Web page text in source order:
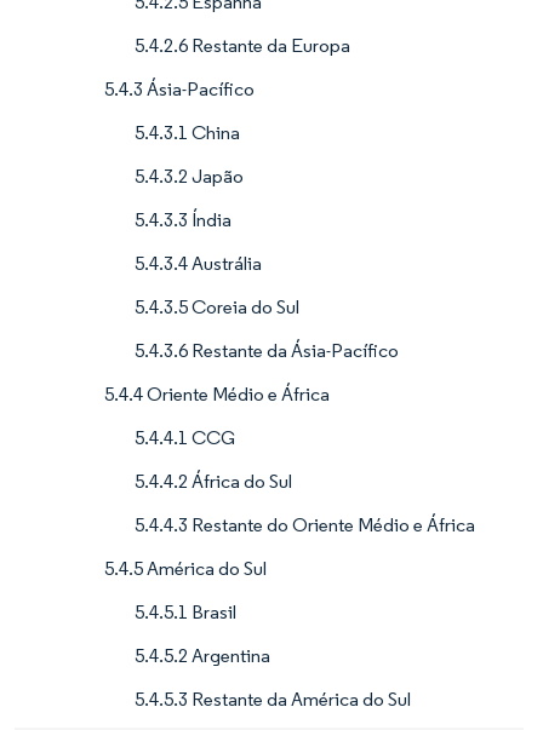
5.4.2.6 Restante da Europa
5.4.3 Ásia-Pacífico
5.4.3.1 China
5.4.3.2 Japão
5.4.3.3 Índia
5.4.3.4 Austrália
5.4.3.5 Coreia do Sul
5.4.3.6 Restante da Ásia-Pacífico
5.4.4 Oriente Médio e África
5.4.4.1 CCG
5.4.4.2 África do Sul
5.4.4.3 Restante do Oriente Médio e África
5.4.5 América do Sul
5.4.5.1 Brasil
5.4.5.2 Argentina
5.4.5.3 Restante da América do Sul